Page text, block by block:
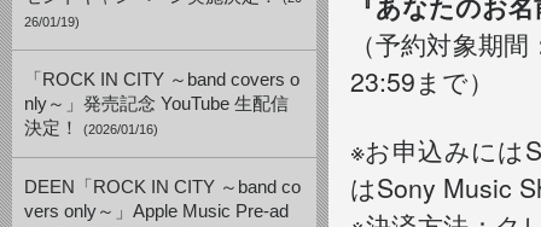
26/01/19)
「ROCK IN CITY ～band covers o
nly～」発売記念 YouTube 生配信
決定！
(2026/01/16)
DEEN「ROCK IN CITY ～band co
vers only～」Apple Music Pre-ad
（予約対象期
23:59まで）
※お申込みには
はSony Music